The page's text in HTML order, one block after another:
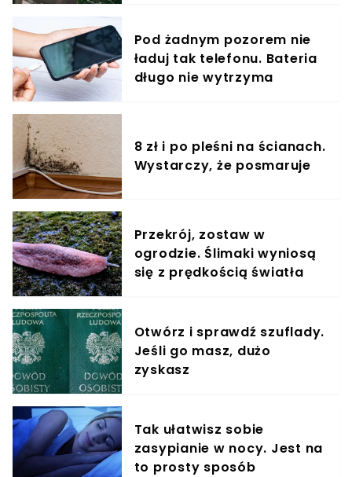
Pod żadnym pozorem nie
ładuj tak telefonu. Bateria
długo nie wytrzyma
8 zł i po pleśni na ścianach.
Wystarczy, że posmaruje
Przekrój, zostaw w
ogrodzie. Ślimaki wyniosą
się z prędkością światła
Otwórz i sprawdź szuflady.
Jeśli go masz, dużo
zyskasz
Tak ułatwisz sobie
zasypianie w nocy. Jest na
to prosty sposób